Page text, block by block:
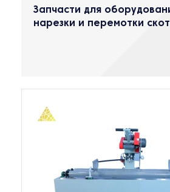
Запчасти для
нарезки и перемотки